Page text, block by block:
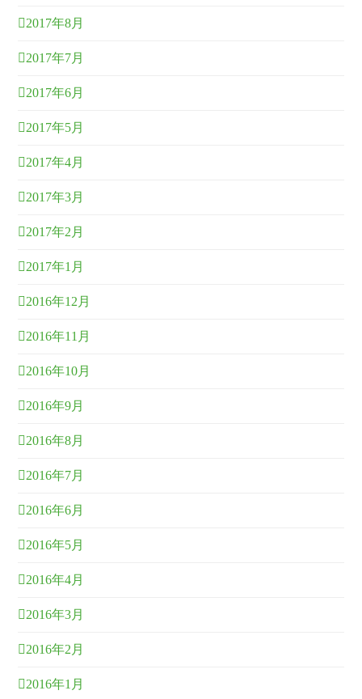
2017年8月
2017年7月
2017年6月
2017年5月
2017年4月
2017年3月
2017年2月
2017年1月
2016年12月
2016年11月
2016年10月
2016年9月
2016年8月
2016年7月
2016年6月
2016年5月
2016年4月
2016年3月
2016年2月
2016年1月